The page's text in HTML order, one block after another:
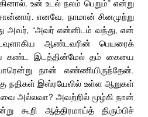
உன் உடல் நலம் பெறும்” என்று
எனவே, நாமான் சினமுற்று
அவர், “அவர் என்னிடம் வந்து, என்
ஆண்டவரின் பெயரைக்
கண்ட இடத்தின்மேல் தம் கையை
நான் எண்ணியிருந்தேன்.
நதிகள் இஸ்ரயேலில் உள்ள ஆறுகள்
அல்லவா? அவற்றில் மூழ்கி நான்
கூறி ஆத்திரமாய்த் திரும்பிச்